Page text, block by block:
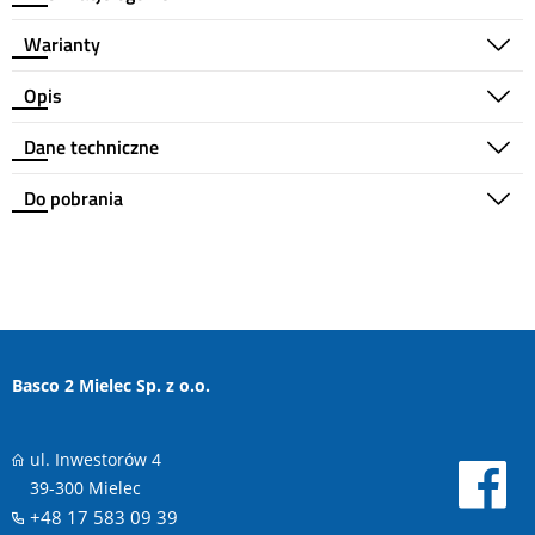
Warianty
Opis
Dane techniczne
Do pobrania
Basco 2 Mielec Sp. z o.o.
ul. Inwestorów 4
39-300 Mielec
+48 17 583 09 39